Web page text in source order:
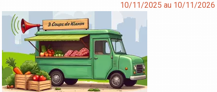
10/11/2025 au 10/11/2026